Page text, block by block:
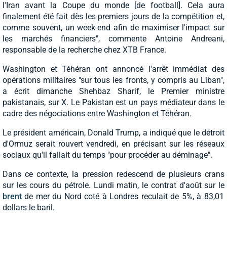
l'Iran avant la Coupe du monde [de football]. Cela aura
finalement été fait dès les premiers jours de la compétition et,
comme souvent, un week-end afin de maximiser l'impact sur
les marchés financiers", commente Antoine Andreani,
responsable de la recherche chez XTB France.
Washington et Téhéran ont annoncé l'arrêt immédiat des
opérations militaires "sur tous les fronts, y compris au Liban",
a écrit dimanche Shehbaz Sharif, le Premier ministre
pakistanais, sur X. Le Pakistan est un pays médiateur dans le
cadre des négociations entre Washington et Téhéran.
Le président américain, Donald Trump, a indiqué que le détroit
d'Ormuz serait rouvert vendredi, en précisant sur les réseaux
sociaux qu'il fallait du temps "pour procéder au déminage".
Dans ce contexte, la pression redescend de plusieurs crans
sur les cours du pétrole. Lundi matin, le contrat d'août sur le
brentde mer du Nord coté à Londres reculait de 5%, à 83,01
dollars le baril.